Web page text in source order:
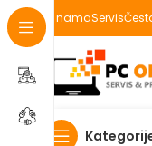
O namaServis